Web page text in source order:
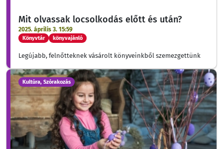
Mit olvassak locsolkodás előtt és után?
2025. április 3. 15:59
Könyvtár könyvajánló
Legújabb, felnőtteknek vásárolt könyveinkből szemezgettünk
Kultúra, Szórakozás